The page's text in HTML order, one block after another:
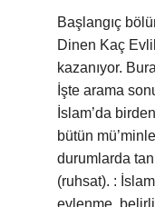
Başlangıç
Dinen Kaç
kazanıyor.
İşte arama
İslam’da
bütün
durumlarda
(ruhsat). :
evlenme,